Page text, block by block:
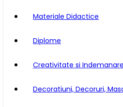
Materiale Didactice
Diplome
Creativitate si Indemanare
Decoratiuni, Decoruri,